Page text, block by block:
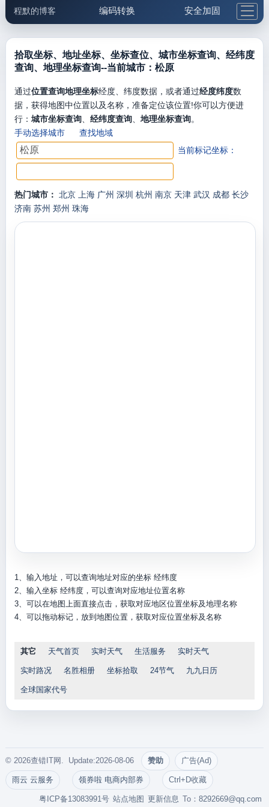
程默的博客 编码转换 安全加固
邮件工具 生活便民 更多工具
拾取坐标、地址坐标、坐标查位、城市坐标查询、经纬度
查询、地理坐标查询--当前城市：松原
通过位置查询地理坐标经度、纬度数据，或者通过经度纬度数
据，获得地图中位置以及名称，准备定位该位置!你可以方便进
行： 城市坐标查询、 经纬度查询、 地理坐标查询。
手动选择城市
查找地域
当前标记坐标：
热门城市： 北京 上海 广州 深圳 杭州 南京 天津 武汉 成都 长沙
济南 苏州 郑州 珠海
1、输入地址，可以查询地址对应的坐标 经纬度
2、输入坐标 经纬度，可以查询对应地址位置名称
3、可以在地图上面直接点击，获取对应地区位置坐标及地理名称
4、可以拖动标记，放到地图位置，获取对应位置坐标及名称
其它 天气首页 实时天气 生活服务 实时天气
实时路况 名胜相册 坐标拾取 24节气 九九日历
全球国家代号
© 2026查错IT网. Update:2026-08-06 赞助 广告(Ad)
雨云 云服务 领券啦 电商内部券 Ctrl+D收藏
To：8292669@qq.com
更新信息
站点地图
粤ICP备13083991号